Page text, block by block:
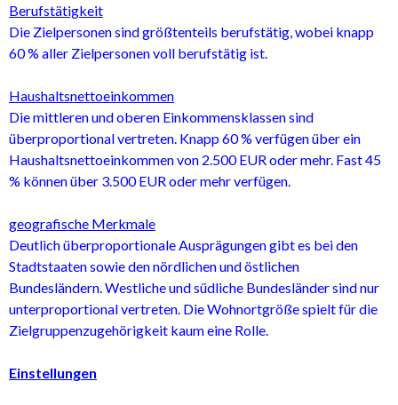
Berufstätigkeit
Die Zielpersonen sind größtenteils berufstätig, wobei knapp
60 % aller Zielpersonen voll berufstätig ist.
Haushaltsnettoeinkommen
Die mittleren und oberen Einkommensklassen sind
überproportional vertreten. Knapp 60 % verfügen über ein
Haushaltsnettoeinkommen von 2.500 EUR oder mehr. Fast 45
% können über 3.500 EUR oder mehr verfügen.
geografische Merkmale
Deutlich überproportionale Ausprägungen gibt es bei den
Stadtstaaten sowie den nördlichen und östlichen
Bundesländern. Westliche und südliche Bundesländer sind nur
unterproportional vertreten. Die Wohnortgröße spielt für die
Zielgruppenzugehörigkeit kaum eine Rolle.
Einstellungen